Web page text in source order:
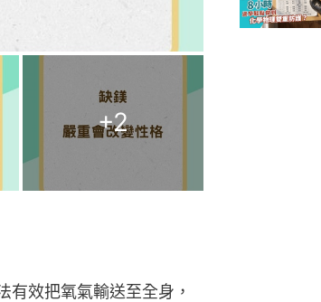
+2
有效把氧氣輸送至全身，